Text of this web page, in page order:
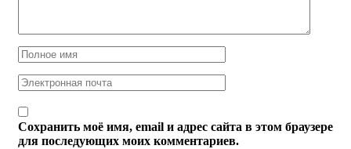
Сохранить моё имя, email и адрес сайта в этом браузере
для последующих моих комментариев.